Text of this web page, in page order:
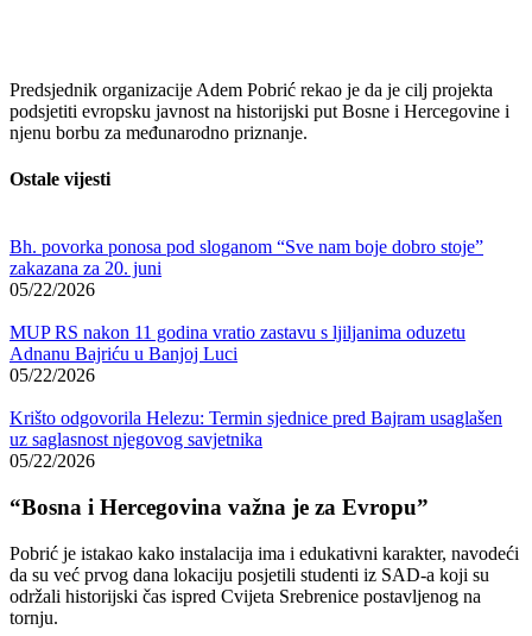
Predsjednik organizacije Adem Pobrić rekao je da je cilj projekta
podsjetiti evropsku javnost na historijski put Bosne i Hercegovine i
njenu borbu za međunarodno priznanje.
Ostale vijesti
Bh. povorka ponosa pod sloganom “Sve nam boje dobro stoje”
zakazana za 20. juni
05/22/2026
MUP RS nakon 11 godina vratio zastavu s ljiljanima oduzetu
Adnanu Bajriću u Banjoj Luci
05/22/2026
Krišto odgovorila Helezu: Termin sjednice pred Bajram usaglašen
uz saglasnost njegovog savjetnika
05/22/2026
“Bosna i Hercegovina važna je za Evropu”
Pobrić je istakao kako instalacija ima i edukativni karakter, navodeći
da su već prvog dana lokaciju posjetili studenti iz SAD-a koji su
održali historijski čas ispred Cvijeta Srebrenice postavljenog na
tornju.